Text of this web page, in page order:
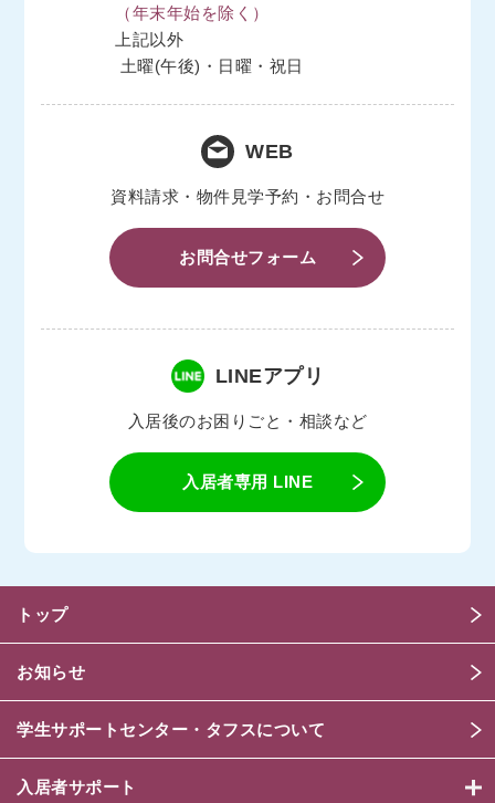
（年末年始を除く）
上記以外
土曜(午後)・日曜・祝日
WEB
資料請求・物件見学予約・お問合せ
お問合せフォーム
LINEアプリ
入居後のお困りごと・相談など
入居者専用 LINE
トップ
お知らせ
学生サポートセンター・タフスについて
入居者サポート